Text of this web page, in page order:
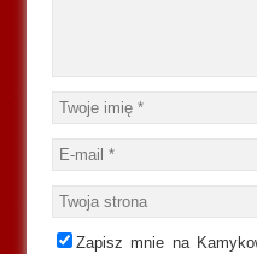
Zapisz mnie na